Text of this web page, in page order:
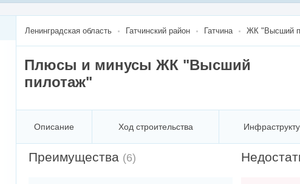
Ленинградская область Гатчинский район Гатчина ЖК "Высший
Плюсы и минусы ЖК "Высший
пилотаж"
Описание Ход строительства
Преимущества (6)